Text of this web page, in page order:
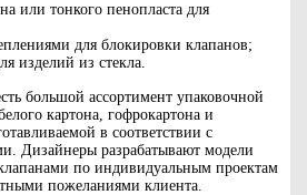
или тонкого пенопласта для
для блокировки клапанов;
изделий из стекла.
большой ассортимент упаковочной
картона, гофрокартона и
в соответствии с
Дизайнеры разрабатывают модели
по индивидуальным проектам
пожеланиями клиента.